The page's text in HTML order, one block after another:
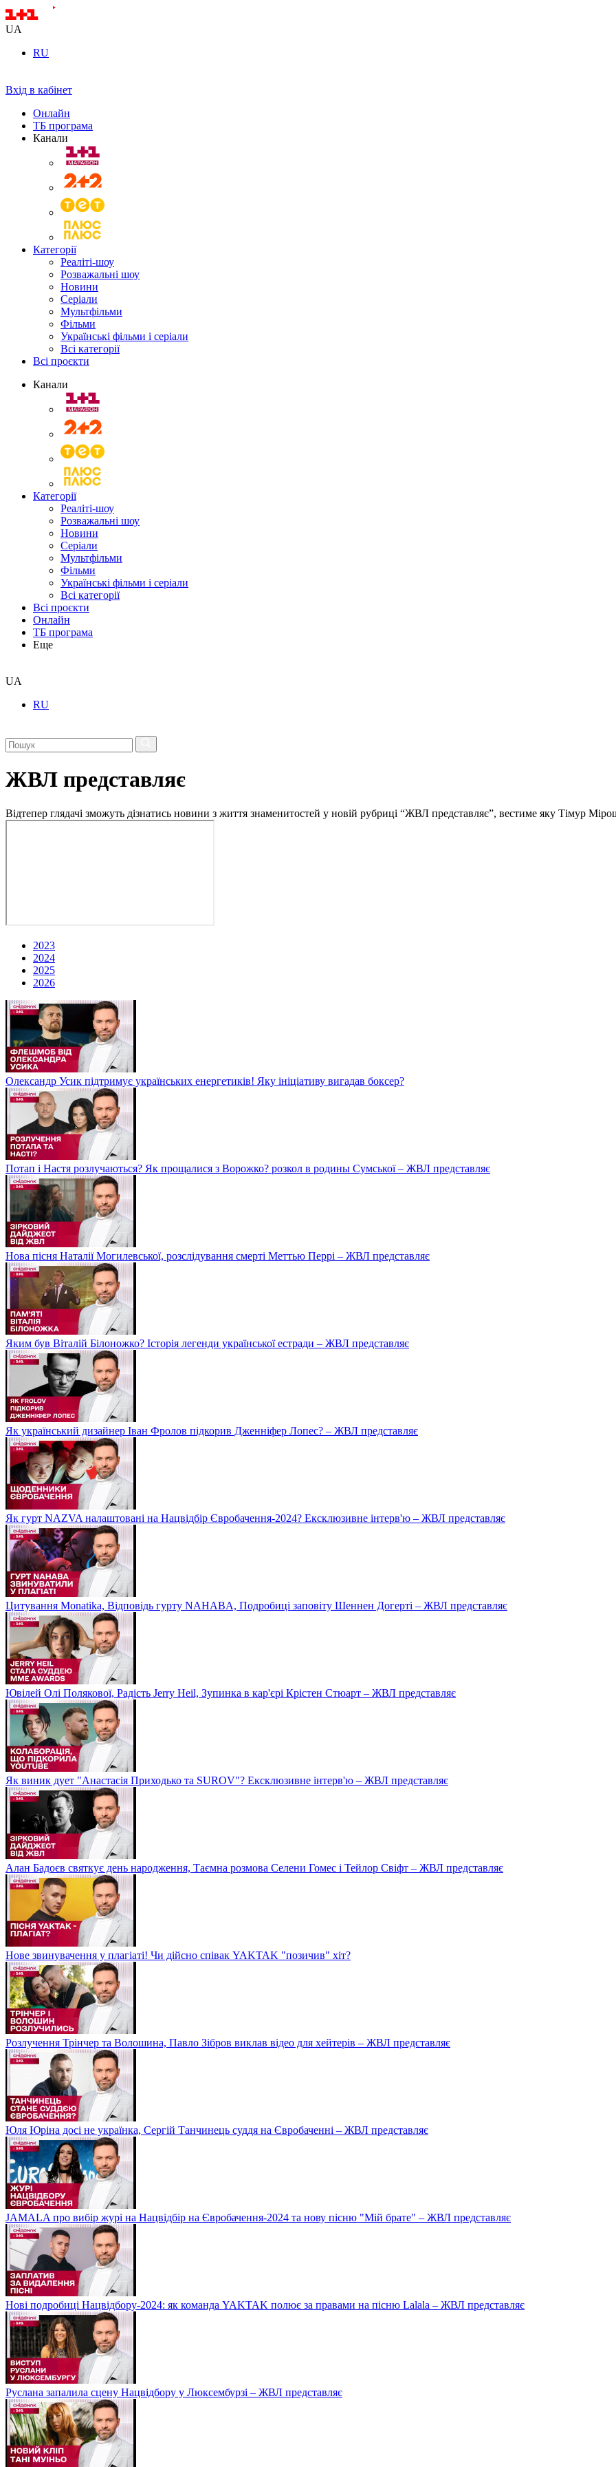
UA
RU
Вхід в кабінет
Онлайн
ТБ програма
Канали
Категорії
Реаліті-шоу
Розважальні шоу
Новини
Серіали
Мультфільми
Фільми
Українські фільми і серіали
Всі категорії
Всі проєкти
Канали
Категорії
Реаліті-шоу
Розважальні шоу
Новини
Серіали
Мультфільми
Фільми
Українські фільми і серіали
Всі категорії
Всі проєкти
Онлайн
ТБ програма
Еще
UA
RU
ЖВЛ представляє
Відтепер глядачі зможуть дізнатись новини з життя знаменитостей у новій рубриці “ЖВЛ представляє”, вестиме яку Тімур
2023
2024
2025
2026
Олександр Усик підтримує українських енергетиків! Яку ініціативу вигадав боксер?
Потап і Настя розлучаються? Як прощалися з Ворожко? розкол в родины Сумської – ЖВЛ представляє
Нова пісня Наталії Могилевської, розслідування смерті Меттью Перрі – ЖВЛ представляє
Яким був Віталій Білоножко? Історія легенди української естради – ЖВЛ представляє
Як український дизайнер Іван Фролов підкорив Дженніфер Лопес? – ЖВЛ представляє
Як гурт NAZVA налаштовані на Нацвідбір Євробачення-2024? Ексклюзивне інтерв'ю – ЖВЛ представляє
Цитування Monatikа, Відповідь гурту NAHABA, Подробиці заповіту Шеннен Догерті – ЖВЛ представляє
Ювілей Олі Полякової, Радість Jerry Heil, Зупинка в кар'єрі Крістен Стюарт – ЖВЛ представляє
Як виник дует "Анастасія Приходько та SUROV"? Ексклюзивне інтерв'ю – ЖВЛ представляє
Алан Бадоєв святкує день народження, Таємна розмова Селени Гомес і Тейлор Свіфт – ЖВЛ представляє
Нове звинувачення у плагіаті! Чи дійсно співак YAKTAK "позичив" хіт?
Розлучення Трінчер та Волошина, Павло Зібров виклав відео для хейтерів – ЖВЛ представляє
Юля Юріна досі не українка, Сергій Танчинець суддя на Євробаченні – ЖВЛ представляє
JAMALA про вибір журі на Нацвідбір на Євробачення-2024 та нову пісню "Мій брате" – ЖВЛ представляє
Нові подробиці Нацвідбору-2024: як команда YAKTAK полює за правами на пісню Lalala – ЖВЛ представляє
Руслана запалила сцену Нацвідбору у Люксембурзі – ЖВЛ представляє